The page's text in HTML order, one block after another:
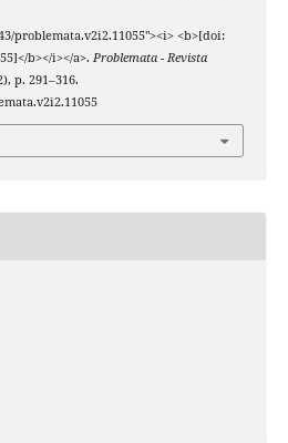
problemata.v2i2.11055"><i> <b>[doi:
b></i></a>. Problemata - Revista
p. 291–316.